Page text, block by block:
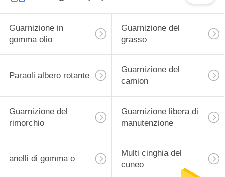
Guarnizione in
gomma olio
Guarnizione del
grasso
Paraoli albero rotante
Guarnizione del
camion
Guarnizione del
rimorchio
Guarnizione libera di
manutenzione
anelli di gomma o
Multi cinghia del
cuneo